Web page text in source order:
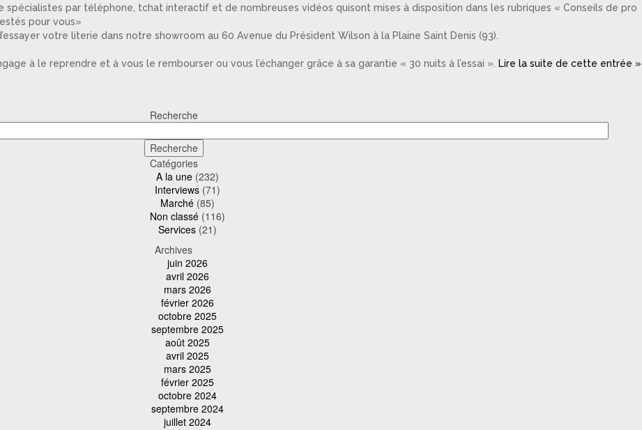
spécialistes par téléphone, tchat interactif et de nombreuses vidéos quisont mises à disposition dans les rubriques « Conseils de pro
pour vous»
votre literie dans notre showroom au 60 Avenue du Président Wilson à la Plaine Saint Denis (93).
à le reprendre et à vous le rembourser ou vous l’échanger grâce à sa garantie « 30 nuits à l’essai ». Lire la suite de cette entrée »
Recherche
Catégories
A la une (232)
Interviews (71)
Marché (85)
Non classé (116)
Services (21)
Archives
juin 2026
avril 2026
mars 2026
février 2026
octobre 2025
septembre 2025
août 2025
avril 2025
mars 2025
février 2025
octobre 2024
septembre 2024
juillet 2024